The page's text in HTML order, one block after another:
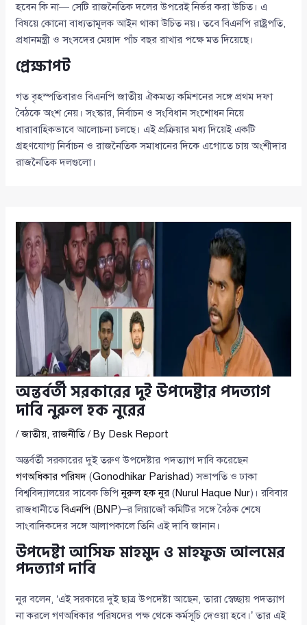
হবেন কি না— সেটি রাজনৈতিক দলের উপরেই নির্ভর করা উচিত। এ
বিষয়ে কোনো বাধ্যতামূলক আইন থাকা উচিত নয়। তবে বিএনপি রাষ্ট্রপতি,
প্রধানমন্ত্রী ও সংসদের মেয়াদ পাঁচ বছর রাখার পক্ষে মত দিয়েছে।
প্রেক্ষাপট
গত বৃহস্পতিবারও বিএনপি জাতীয় ঐকমত্য কমিশনের সঙ্গে প্রথম দফা
বৈঠকে অংশ নেয়। সংস্কার, নির্বাচন ও সংবিধান সংশোধন নিয়ে
ধারাবাহিকভাবে আলোচনা চলছে। এই প্রক্রিয়ার মধ্য দিয়েই একটি
গ্রহণযোগ্য নির্বাচন ও রাজনৈতিক সমাধানের দিকে এগোতে চায় অংশীদার
রাজনৈতিক দলগুলো।
অন্তর্বর্তী সরকারের দুই উপদেষ্টার পদত্যাগ
দাবি নুরুল হক নুরের
/জাতীয়,রাজনীতি/ By Desk Report
অন্তর্বর্তী সরকারের দুই তরুণ উপদেষ্টার পদত্যাগ দাবি করেছেন
গণঅধিকার পরিষদ (Gonodhikar Parishad) সভাপতি ও ঢাকা
বিশ্ববিদ্যালয়ের সাবেক ভিপিনুরুল হক নুর (Nurul Haque Nur)। রবিবার
রাজধানীতেবিএনপি (BNP)–র লিয়াজোঁ কমিটির সঙ্গে বৈঠক শেষে
সাংবাদিকদের সঙ্গে আলাপকালে তিনি এই দাবি জানান।
উপদেষ্টা আসিফ মাহমুদ ও মাহফুজ আলমের
পদত্যাগ দাবি
নুর বলেন, ‘এই সরকারে দুই ছাত্র উপদেষ্টা আছেন, তারা স্বেচ্ছায় পদত্যাগ
না করলে গণঅধিকার পরিষদের পক্ষ থেকে কর্মসূচি দেওয়া হবে।’ তার এই